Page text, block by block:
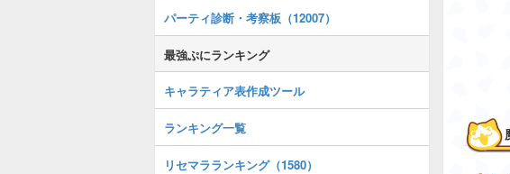
パーティ診断・考察板（12007）
最強ぷにランキング
キャラティア表作成ツール
ランキング一覧
リセマラランキング（1580）